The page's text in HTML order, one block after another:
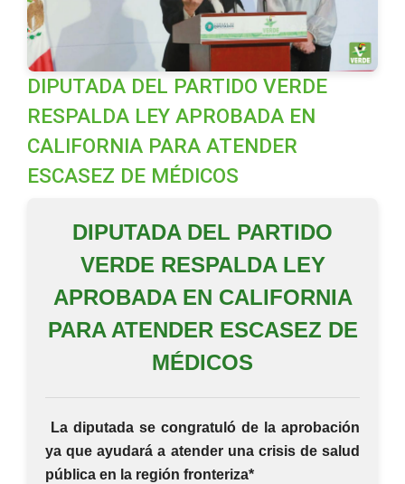
DIPUTADA DEL PARTIDO VERDE
RESPALDA LEY APROBADA EN
CALIFORNIA PARA ATENDER
ESCASEZ DE MÉDICOS
DIPUTADA DEL PARTIDO
VERDE RESPALDA LEY
APROBADA EN CALIFORNIA
PARA ATENDER ESCASEZ DE
MÉDICOS
La diputada se congratuló de la aprobación
ya que ayudará a atender una crisis de salud
pública en la región fronteriza*